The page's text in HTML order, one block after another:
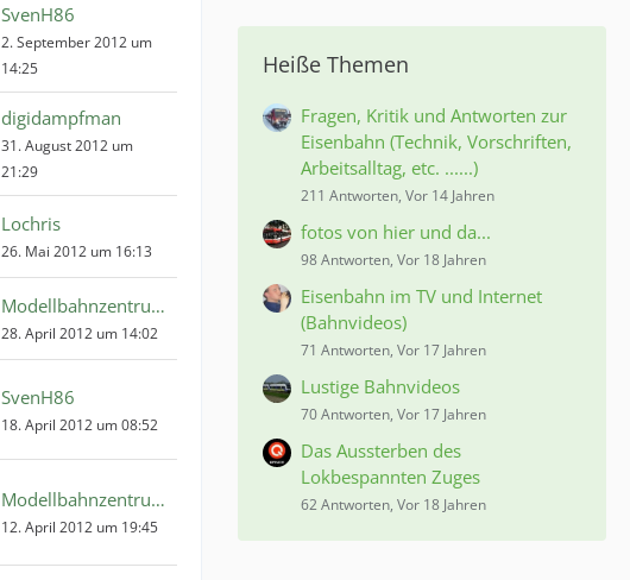
SvenH86
2. September 2012 um
14:25
digidampfman
31. August 2012 um
21:29
Lochris
26. Mai 2012 um 16:13
Modellbahnzentrum Sinntal
28. April 2012 um 14:02
SvenH86
18. April 2012 um 08:52
Modellbahnzentrum Sinntal
12. April 2012 um 19:45
Heiße Themen
Fragen, Kritik und Antworten zur
Eisenbahn (Technik, Vorschriften,
Arbeitsalltag, etc. ......)
211 Antworten, Vor 14 Jahren
fotos von hier und da...
98 Antworten, Vor 18 Jahren
Eisenbahn im TV und Internet
(Bahnvideos)
71 Antworten, Vor 17 Jahren
Lustige Bahnvideos
70 Antworten, Vor 17 Jahren
Das Aussterben des
Lokbespannten Zuges
62 Antworten, Vor 18 Jahren